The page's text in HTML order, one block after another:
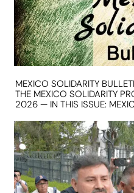
MEXICO SOLIDARITY
THE MEXICO SOLIDARITY
2026 — IN THIS ISSUE: